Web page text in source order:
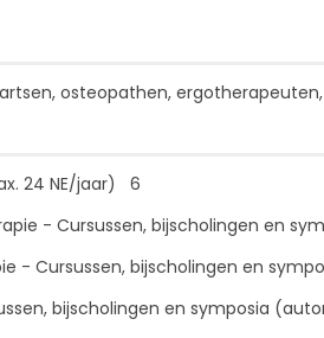
osteopathen,
24 NE/jaar) 6
- Cursussen, bijscholingen en
- Cursussen, bijscholingen en
bijscholingen en symposia